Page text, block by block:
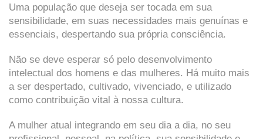
Uma população que deseja ser tocada em sua
sensibilidade, em suas necessidades mais genuínas e
essenciais, despertando sua própria consciência.
Não se deve esperar só pelo desenvolvimento
intelectual dos homens e das mulheres. Há muito mais
a ser despertado, cultivado, vivenciado, e utilizado
como contribuição vital à nossa cultura.
A mulher atual integrando em seu dia a dia, no seu